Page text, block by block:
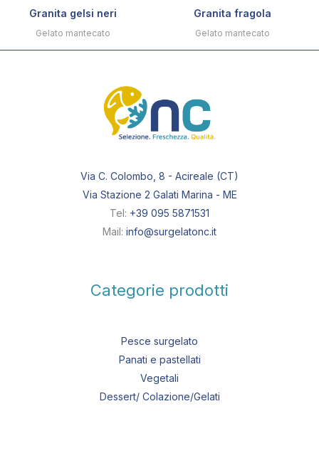
Granita gelsi neri
Gelato mantecato
Granita fragola
Gelato mantecato
Via C. Colombo, 8 - Acireale (CT)
Via Stazione 2 Galati Marina - ME
Tel: +39 095 5871531
Mail: info@surgelatonc.it
Categorie prodotti
Pesce surgelato
Panati e pastellati
Vegetali
Dessert/ Colazione/Gelati